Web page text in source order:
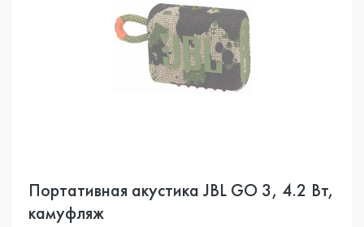
Портативная акустика JBL GO 3, 4.2 Вт,
камуфляж